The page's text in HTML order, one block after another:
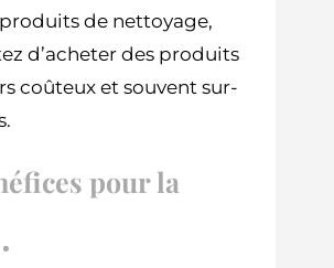
de nettoyage,
d’acheter des produits
coûteux et souvent sur-
pour la